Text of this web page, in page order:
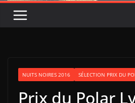
NUITS NOIRES 2016 SÉLECTION PRIX DU
Prix du Polar